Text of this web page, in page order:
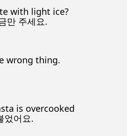
with light ice?
만 주세요.
wrong thing.
is overcooked
었어요.